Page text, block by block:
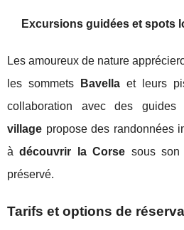
Excursions guidées et spots
Les amoureux de nature
les sommets
Bavella et leurs
collaboration avec des
village propose des randonnées
àdécouvrir la Corse sous son
préservé.
Tarifs et options de